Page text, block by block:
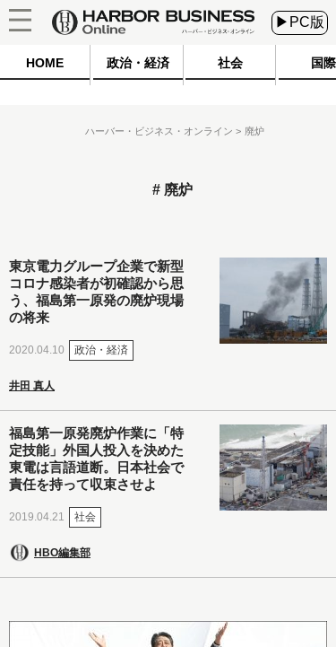
▶PC版
HOME 政治・経済 社会 国際
ハーバー・ビジネス・オンライン 廃炉
廃炉
東京電力グループ企業で新型
コロナ感染者が初確認から思
う、福島第一原発の廃炉現場
の将来
2020.04.10 政治・経済
井田 真人
福島第一原発廃炉作業に「特
定技能」外国人投入を決めた
東電は言語道断。日本社会で
責任を持って収束させよ
2019.04.21 社会
HBO編集部